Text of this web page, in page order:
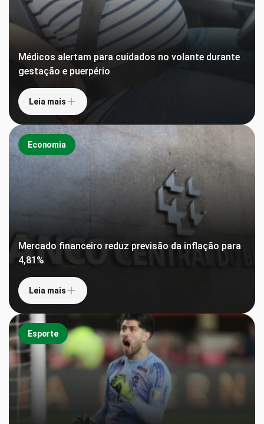
Médicos alertam para cuidados no volante durante
gestação e puerpério
Leia mais
Economia
Mercado financeiro reduz previsão da inflação para
4,81%
Leia mais
Esporte